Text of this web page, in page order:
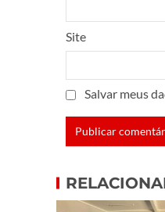
Site
Salvar meus